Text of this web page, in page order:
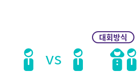
대회방식
vs